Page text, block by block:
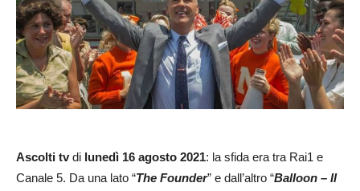
Ascolti tvdi lunedì 16 agosto 2021: la sfida era tra Rai1 e
Canale 5. Da una lato “The Founder” e dall’altro “Balloon – Il